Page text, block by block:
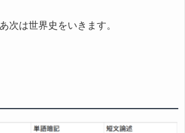
次は世界史をいきます。